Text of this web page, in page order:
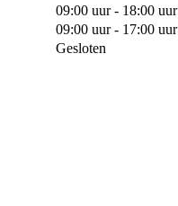
09:00 uur - 18:00 uur
09:00 uur - 17:00 uur
Gesloten